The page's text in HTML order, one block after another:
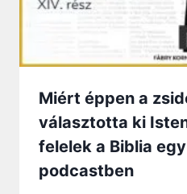
Miért éppen a
választotta ki
felelek a Biblia
podcastben